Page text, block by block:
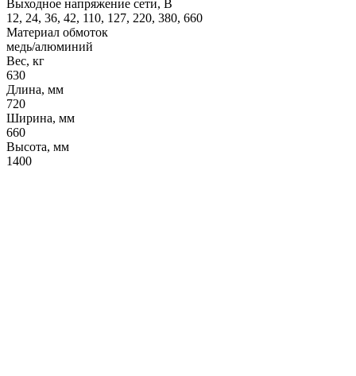
Выходное напряжение сети, В
12, 24, 36, 42, 110, 127, 220, 380, 660
Материал обмоток
медь/алюминий
Вес, кг
630
Длина, мм
720
Ширина, мм
660
Высота, мм
1400